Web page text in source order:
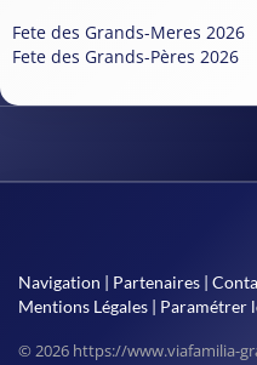
Fete des Grands-Meres 2026
Fete des Grands-Pères 2026
Navigation | Partenaires |
Mentions Légales | Paramétrer
© 2026 https://www.viafamilia-